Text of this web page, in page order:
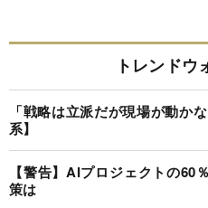
トレンドウ
「戦略は立派だが現場が動か
系】
【警告】AIプロジェクトの60
策は